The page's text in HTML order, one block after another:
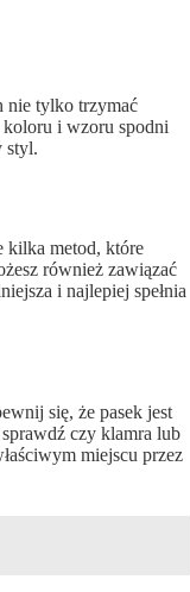
nie tylko trzymać
koloru i wzoru spodni
styl.
kilka metod, które
również zawiązać
i najlepiej spełnia
się, że pasek jest
czy klamra lub
miejscu przez